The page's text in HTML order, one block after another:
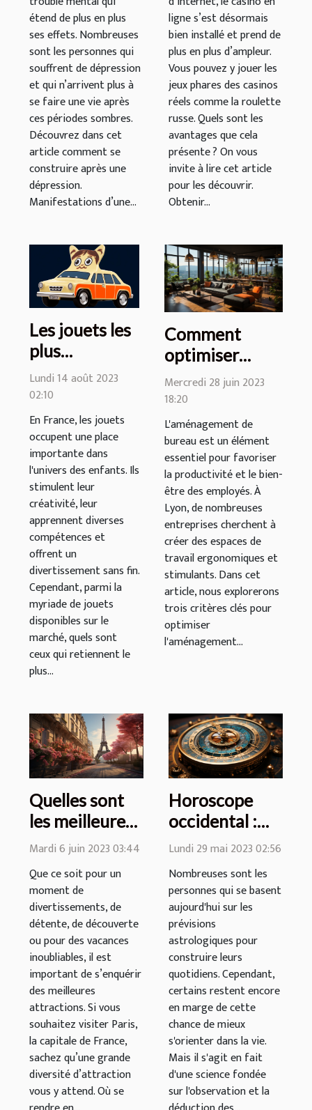
étend de plus en plus
ses effets. Nombreuses
sont les personnes qui
souffrent de dépression
et qui n’arrivent plus à
se faire une vie après
ces périodes sombres.
Découvrez dans cet
article comment se
construire après une
dépression.
Manifestations d’une...
ligne s’est désormais
bien installé et prend de
plus en plus d’ampleur.
Vous pouvez y jouer les
jeux phares des casinos
réels comme la roulette
russe. Quels sont les
avantages que cela
présente ? On vous
invite à lire cet article
pour les découvrir.
Obtenir...
Les jouets les
plus
populaires
pour les
enfants en
France
Lundi 14 août 2023
02:10
En France, les jouets
occupent une place
importante dans
l'univers des enfants. Ils
stimulent leur
créativité, leur
apprennent diverses
compétences et
offrent un
divertissement sans fin.
Cependant, parmi la
myriade de jouets
disponibles sur le
marché, quels sont
ceux qui retiennent le
plus...
Comment
optimiser
l'aménagement
de bureau à
Lyon pour
favoriser la
productivité et
le bien-être des
employés ?
Mercredi 28 juin 2023
18:20
L'aménagement de
bureau est un élément
essentiel pour favoriser
la productivité et le bien-
être des employés. À
Lyon, de nombreuses
entreprises cherchent à
créer des espaces de
travail ergonomiques et
stimulants. Dans cet
article, nous explorerons
trois critères clés pour
optimiser
l'aménagement...
Quelles sont
les meilleures
attractions à
?
Mardi 6 juin 2023 03:44
Que ce soit pour un
moment de
divertissements, de
détente, de découverte
ou pour des vacances
inoubliables, il est
important de s’enquérir
des meilleures
attractions. Si vous
souhaitez visiter Paris,
la capitale de France,
sachez qu’une grande
diversité d’attraction
vous y attend. Où se
Horoscope
occidental :
comment se
astrologique ?
Lundi 29 mai 2023 02:56
Nombreuses sont les
personnes qui se basent
aujourd'hui sur les
prévisions
astrologiques pour
construire leurs
quotidiens. Cependant,
certains restent encore
en marge de cette
chance de mieux
s'orienter dans la vie.
Mais il s'agit en fait
d'une science fondée
sur l'observation et la